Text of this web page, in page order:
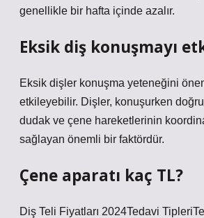
genellikle bir hafta içinde azalır.
Eksik diş konuşmayı
Eksik dişler konuşma yeteneğini
etkileyebilir. Dişler, konuşurken
dudak ve çene hareketlerinin
sağlayan önemli bir faktördür.
Çene aparatı kaç TL?
Diş Teli Fiyatları 2024Tedavi